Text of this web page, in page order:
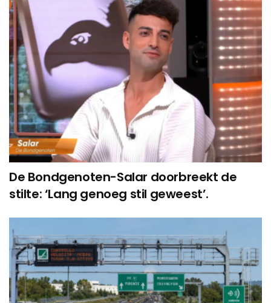
De Bondgenoten-Salar doorbreekt de
stilte: ‘Lang genoeg stil geweest’.